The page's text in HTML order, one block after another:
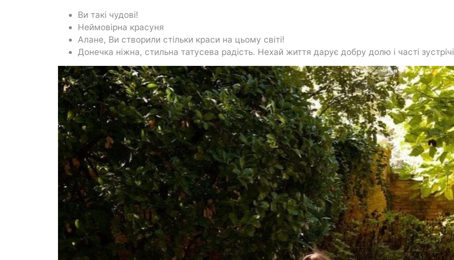
Ви такі чудові!
Неймовірна красуня
Алане, Ви створили стільки краси на цьому світі!
Донечка ніжна, стильна татусева радість. Нехай життя дарує добру долю і часті зустрічі